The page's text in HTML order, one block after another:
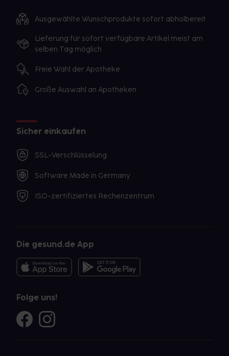
Ausgewählte Wunschprodukte sofort abholbereit
Lieferung für sofort verfügbare Artikel meist am
selben Tag möglich
Freie Wahl der Apotheke
Große Auswahl an Apotheken
Sicher einkaufen
SSL-Verschlüsselung
Software Made in Germany
ISO-zertifiziertes Rechenzentrum
Die gesund.de App
Folge uns!